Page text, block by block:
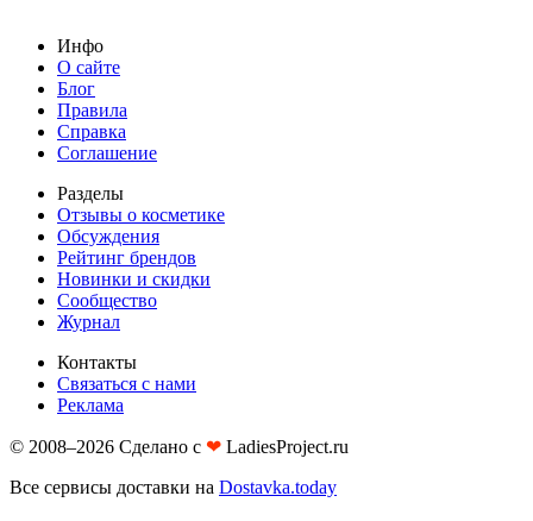
Инфо
О сайте
Блог
Правила
Справка
Соглашение
Разделы
Отзывы о косметике
Обсуждения
Рейтинг брендов
Новинки и скидки
Сообщество
Журнал
Контакты
Связаться с нами
Реклама
© 2008–2026 Сделано с ❤︎ LadiesProject.ru
Все сервисы доставки на Dostavka.today